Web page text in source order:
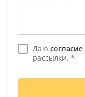
Даю согласие
рассылки. *